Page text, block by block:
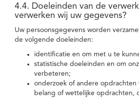
4.4. Doeleinden van de
verwerken wij uw gegevens?
Uw persoonsgegevens worden
de volgende doeleinden:
identificatie en om met u te
statistische doeleinden en om
verbeteren;
onderzoek of andere opdrachten
belang of wettelijke opdrachten,